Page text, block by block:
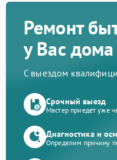
Ремонт
у Вас дома
С выездом
Срочный выезд
Мастер приедет уже
Диагностика и
Определим причину